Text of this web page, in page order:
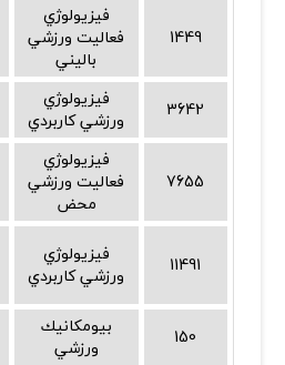
1449
فيزيولوژي
فعاليت ورزشي
باليني
3642
فيزيولوژي
ورزشي كاربردي
7655
فيزيولوژي
فعاليت ورزشي
محض
11491
فيزيولوژي
ورزشي كاربردي
150
بيومكانيك
ورزشي